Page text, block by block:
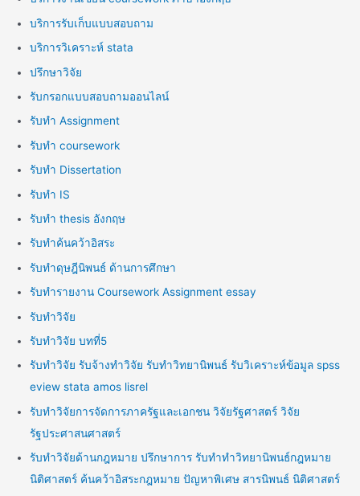
บริการรับเก็บแบบสอบถาม
บริการวิเคราะห์ stata
ปรึกษาวิจัย
รับกรอกแบบสอบถามออนไลน์
รับทำ Assignment
รับทำ coursework
รับทำ Dissertation
รับทำ IS
รับทำ thesis อังกฤษ
รับทำค้นคว้าอิสระ
รับทำดุษฎีนิพนธ์ ด้านการศึกษา
รับทำรายงาน Coursework Assignment essay
รับทำวิจัย
รับทำวิจัย บทที่5
รับทำวิจัย รับจ้างทำวิจัย รับทำวิทยานิพนธ์ รับวิเคราะห์ข้อมูล spss
eview stata amos lisrel
รับทำวิจัยการจัดการภาครัฐและเอกชน วิจัยรัฐศาสตร์ วิจัย
รัฐประศาสนศาสตร์
รับทำวิจัยด้านกฎหมาย ปรึกษาการ รับทำทำวิทยานิพนธ์กฎหมาย
นิติศาสตร์ ค้นคว้าอิสระกฎหมาย ปัญหาพิเศษ สารนิพนธ์ นิติศาสตร์